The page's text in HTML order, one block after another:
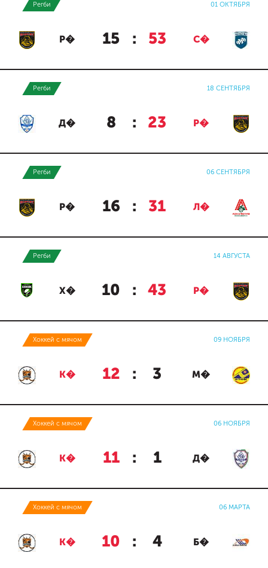
Регби 01 ОКТЯБРЯ
Р� 15 : 53 С�
Регби 18 СЕНТЯБРЯ
Д� 8 : 23 Р�
Регби 06 СЕНТЯБРЯ
Р� 16 : 31 Л�
Регби 14 АВГУСТА
Х� 10 : 43 Р�
Хоккей с мячом 09 НОЯБРЯ
К� 12 : 3 М�
Хоккей с мячом 06 НОЯБРЯ
К� 11 : 1 Д�
Хоккей с мячом 06 МАРТА
К� 10 : 4 Б�